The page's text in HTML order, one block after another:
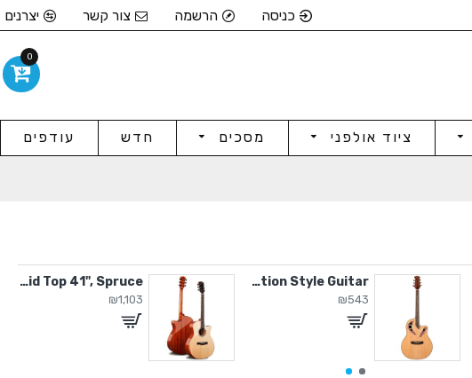
כניסה הרשמה צור קשר יצרנים
ציוד אולפני מסכים חדש עודפים
Ovation Style Guitar
₪543
Solid Top 41", Spruce
₪1,103
0